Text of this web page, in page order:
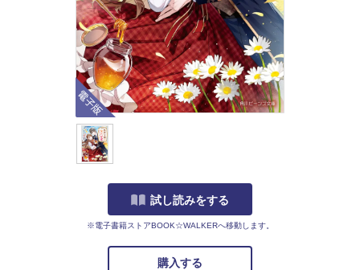
電子版
試し読みをする
※電子書籍ストアBOOK☆WALKERへ移動します。
購入する